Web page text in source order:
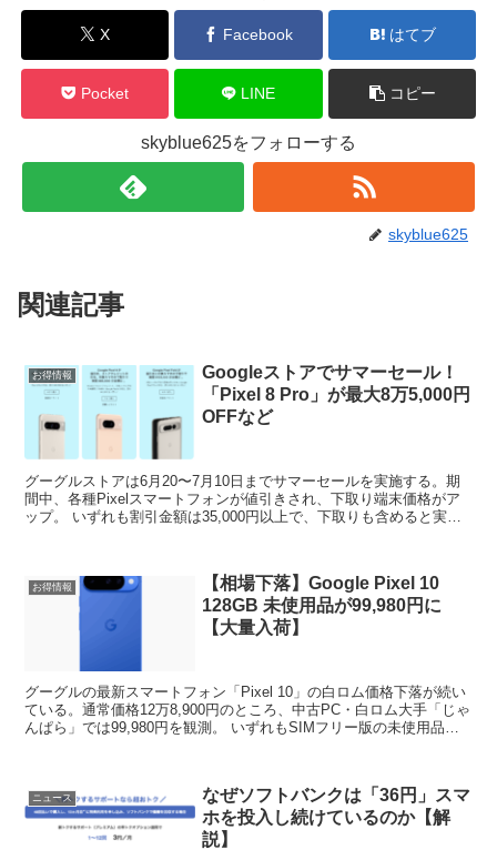
X Facebook はてブ
Pocket LINE コピー
skyblue625をフォローする
skyblue625
関連記事
お得情報
Googleストアでサマーセール！
「Pixel 8 Pro」が最大8万5,000円
OFFなど
グーグルストアは6月20〜7月10日までサマーセールを実施する。期
間中、各種Pixelスマートフォンが値引きされ、下取り端末価格がア
ップ。 いずれも割引金額は35,000円以上で、下取りも含めると実質
お得情報
【相場下落】Google Pixel 10
128GB 未使用品が99,980円に
【大量入荷】
グーグルの最新スマートフォン「Pixel 10」の白ロム価格下落が続い
ている。通常価格12万8,900円のところ、中古PC・白ロム大手「じゃ
んぱら」では99,980円を観測。 いずれもSIMフリー版の未使用品
ニュース
なぜソフトバンクは「36円」スマ
ホを投入し続けているのか【解
説】